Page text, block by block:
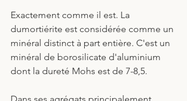
Exactement comme il est. La
dumortiérite est considérée comme un
minéral distinct à part entière. C'est un
minéral de borosilicate d'aluminium
dont la dureté Mohs est de 7-8,5.